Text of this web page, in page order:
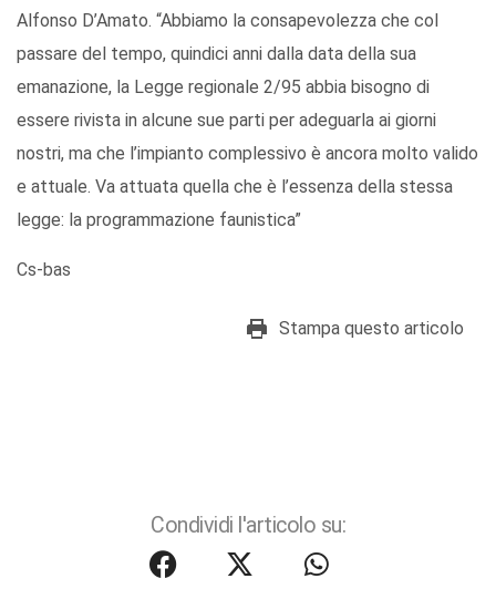
Alfonso D’Amato. “Abbiamo la consapevolezza che col
passare del tempo, quindici anni dalla data della sua
emanazione, la Legge regionale 2/95 abbia bisogno di
essere rivista in alcune sue parti per adeguarla ai giorni
nostri, ma che l’impianto complessivo è ancora molto valido
e attuale. Va attuata quella che è l’essenza della stessa
legge: la programmazione faunistica”
Cs-bas
Stampa questo articolo
Condividi l'articolo su: